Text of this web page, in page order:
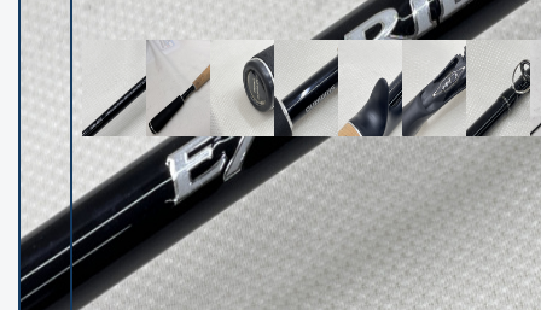
ランク
SA(2953)
A(17318)
B+ (12301)
B(21990)
C (38837)